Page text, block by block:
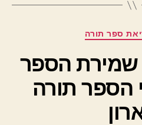
קטגוריות
ספר תורה
שמירת הספר
הספר תורה